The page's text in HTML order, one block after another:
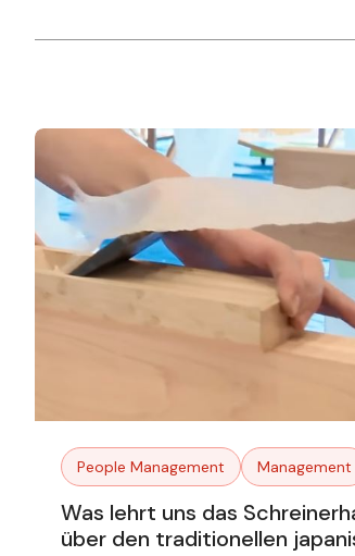
People Management Management
Was lehrt uns das
über den traditionellen